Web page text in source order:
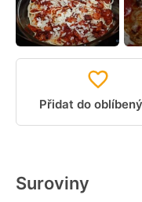
Přidat do
Suroviny